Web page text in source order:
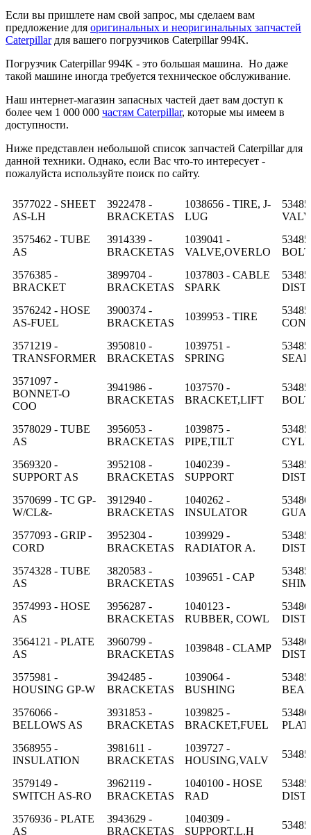
Если вы пришлете нам свой запрос, мы сделаем вам
предложение для оригинальных и неоригинальных запчастей
Caterpillarдля вашего погрузчиков Caterpillar 994K.
Погрузчик Caterpillar 994K - это большая машина. Но даже
такой машине иногда требуется техническое обслуживание.
Наш интернет-магазин запасных частей дает вам доступ к
более чем 1 000 000 частям Caterpillar, которые мы имеем в
доступности.
Ниже представлен небольшой список запчастей Caterpillar для
данной техники. Однако, если Вас что-то интересует -
пожалуйста используйте поиск по сайту.
3577022 - SHEET
AS-LH
3922478 -
BRACKETAS
1038656 - TIRE, J-
LUG
3575462 - TUBE
AS
3914339 -
BRACKETAS
1039041 -
VALVE,OVERLO
BOLT
3576385 -
BRACKET
3899704 -
BRACKETAS
1037803 - CABLE
SPARK
3576242 - HOSE
AS-FUEL
3900374 -
BRACKETAS
1039953 - TIRE
3571219 -
TRANSFORMER
3950810 -
BRACKETAS
1039751 -
SPRING
SEAL
3571097 -
BONNET-O
COO
3941986 -
BRACKETAS
1037570 -
BRACKET,LIFT
BOLT
3578029 - TUBE
AS
3956053 -
BRACKETAS
1039875 -
PIPE,TILT
3569320 -
SUPPORT AS
3952108 -
BRACKETAS
1040239 -
SUPPORT
3570699 - TC GP-
W/CL&-
3912940 -
BRACKETAS
1040262 -
INSULATOR
3577093 - GRIP -
CORD
3952304 -
BRACKETAS
1039929 -
RADIATOR A.
3574328 - TUBE
AS
3820583 -
BRACKETAS
1039651 - CAP
SHIM
3574993 - HOSE
AS
3956287 -
BRACKETAS
1040123 -
RUBBER, COWL
3564121 - PLATE
AS
3960799 -
BRACKETAS
1039848 - CLAMP
3575981 -
HOUSING GP-W
3942485 -
BRACKETAS
1039064 -
BUSHING
3576066 -
BELLOWS AS
3931853 -
BRACKETAS
1039825 -
BRACKET,FUEL
3568955 -
INSULATION
3981611 -
BRACKETAS
1039727 -
HOUSING,VALV
3579149 -
SWITCH AS-RO
3962119 -
BRACKETAS
1040100 - HOSE
RAD
3576936 - PLATE
AS
3943629 -
BRACKETAS
1040309 -
SUPPORT,L.H